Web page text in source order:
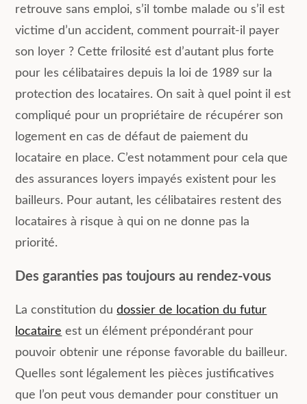
retrouve sans emploi, s’il tombe malade ou s’il est
victime d’un accident, comment pourrait-il payer
son loyer ? Cette frilosité est d’autant plus forte
pour les célibataires depuis la loi de 1989 sur la
protection des locataires. On sait à quel point il est
compliqué pour un propriétaire de récupérer son
logement en cas de défaut de paiement du
locataire en place. C’est notamment pour cela que
des assurances loyers impayés existent pour les
bailleurs. Pour autant, les célibataires restent des
locataires à risque à qui on ne donne pas la
priorité.
Des garanties pas toujours au rendez-vous
La constitution dudossier de location du futur
locataire est un élément prépondérant pour
pouvoir obtenir une réponse favorable du bailleur.
Quelles sont légalement les pièces justificatives
que l’on peut vous demander pour constituer un